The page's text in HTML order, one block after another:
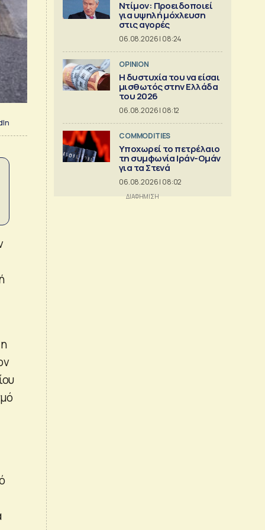
Ντίμον: Προειδοποιεί
για υψηλή μόχλευση
στις αγορές
06.08.2026 | 08:24
OPINION
Η δυστυχία του να είσαι
μισθωτός στην Ελλάδα
του 2026
06.08.2026 | 08:12
COMMODITIES
Υποχωρεί το πετρέλαιο
τη συμφωνία Ιράν-Ομάν
για τα Στενά
06.08.2026 | 08:02